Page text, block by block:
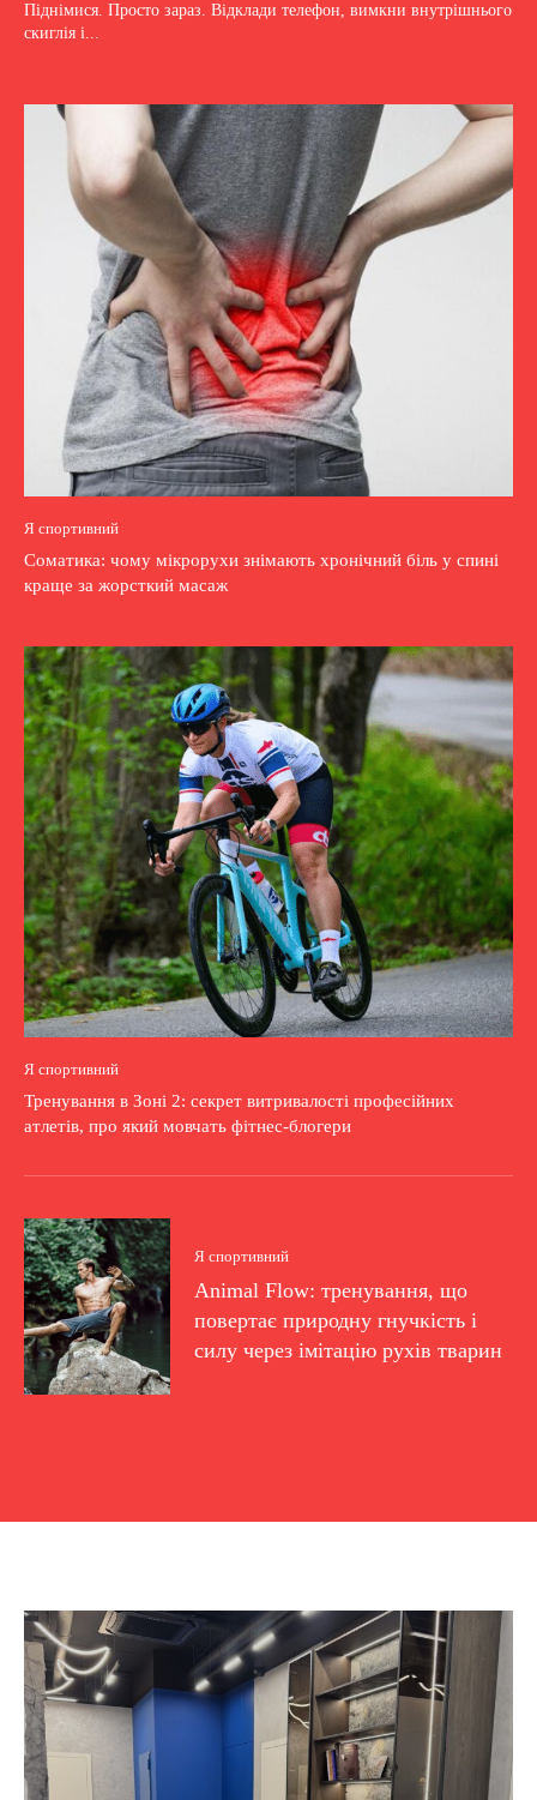
Піднімися. Просто зараз. Відклади телефон, вимкни внутрішнього
скиглія і...
Я спортивний
Соматика: чому мікрорухи знімають хронічний біль у спині
краще за жорсткий масаж
Я спортивний
Тренування в Зоні 2: секрет витривалості професійних
атлетів, про який мовчать фітнес-блогери
Я спортивний
Animal Flow: тренування, що
повертає природну гнучкість і
силу через імітацію рухів тварин